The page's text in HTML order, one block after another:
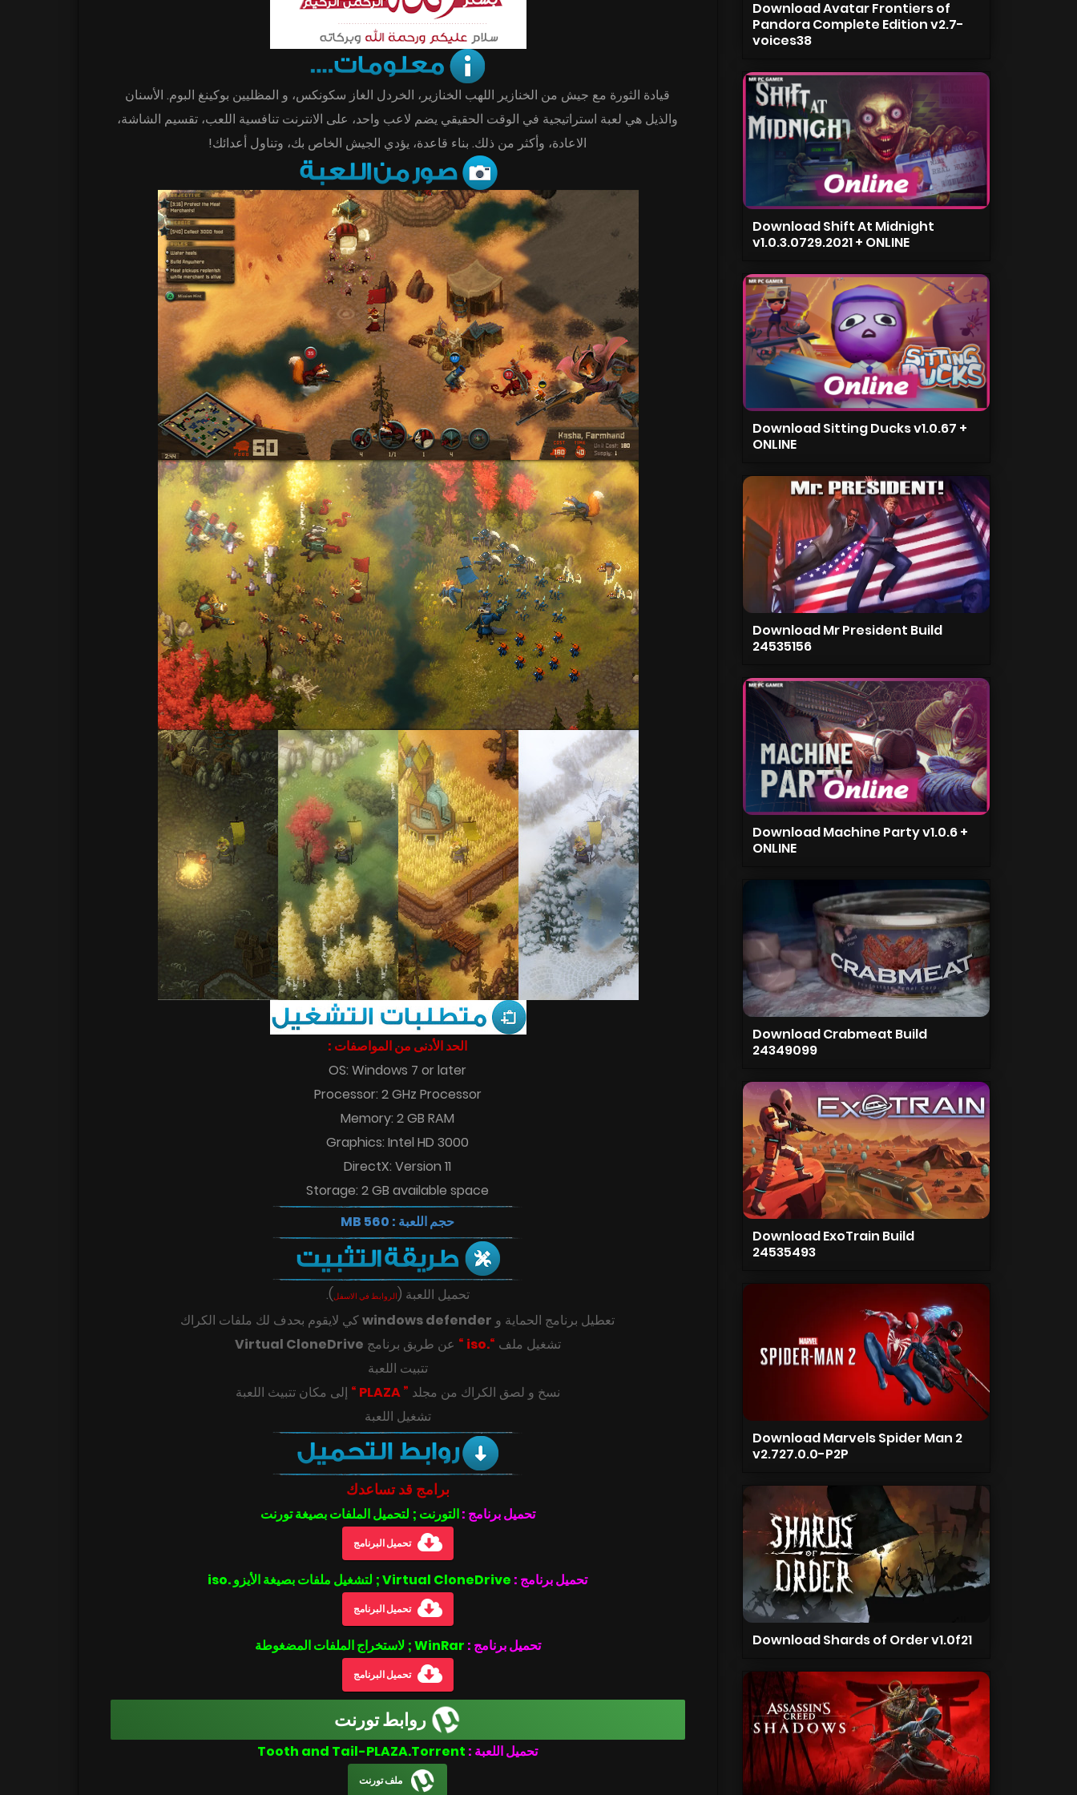
قيادة الثورة مع جيش من الخنازير اللهب الخنازير، الخردل الغاز سكونكس، و المظليين بوكينغ البوم. الأسنان
والذيل هي لعبة استراتيجية في الوقت الحقيقي يضم لاعب واحد، على الانترنت تنافسية اللعب، تقسيم الشاشة،
الاعادة، وأكثر من ذلك. بناء قاعدة، يؤدي الجيش الخاص بك، وتناول أعدائك!
الحد الأدنى من المواصفات :
OS: Windows 7 or later
Processor: 2 GHz Processor
Memory: 2 GB RAM
Graphics: Intel HD 3000
DirectX: Version 11
Storage: 2 GB available space
حجم اللعبة : 560 MB
تحميل اللعبة (الروابط في الاسفل)
.
تعطيل برنامج الحماية و windows defenderكي لايقوم بحدف لك ملفات الكراك
تشغيل ملف “.iso “ عن طريق برنامج Virtual CloneDrive
تتبيت اللعبة
‎‫نسخ و لصق الكراك من مجلد ” PLAZA “
تشغيل اللعبة
برامج قد تساعدك
تحميل برنامج :التورنت ; لتحميل الملفات بصيغة تورنت
تحميل البرنامج
تحميل برنامج : Virtual CloneDrive ; لتشغيل ملفات بصيغة الأيزو .iso
تحميل البرنامج
تحميل برنامج : WinRar ; لاستخراج الملفات المضغوطة
تحميل البرنامج
روابط تورنت
تحميل اللعبة :
ملف تورنت
Download Avatar Frontiers of
Pandora Complete Edition v2.7-
voices38
Download Shift At Midnight
v1.0.3.0729.2021 + ONLINE
Download Sitting Ducks v1.0.67 +
ONLINE
Download Mr President Build
24535156
Download Machine Party v1.0.6 +
ONLINE
Download Crabmeat Build
24349099
Download ExoTrain Build
24535493
Download Marvels Spider Man 2
v2.727.0.0-P2P
Download Shards of Order v1.0f21